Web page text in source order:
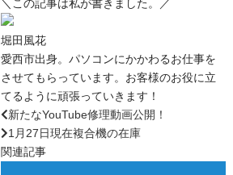
＼この記事は私が書きました。／
堀田風花
愛西市出身。パソコンにかかわるお仕事を
させてもらっています。お客様のお役に立
てるように頑張っていきます！
新たなYouTube修理動画公開！
1月27日現在複合機の在庫
関連記事